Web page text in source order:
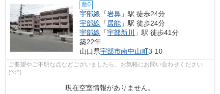
敷0
宇部線 「岩鼻 」駅 徒歩24分
宇部線 「 居能 」駅 徒歩24分
宇部線 「宇部新川
」駅 徒歩41分
築22年
山口県宇部市南中山町3-10
ご要望やご不明な点などございましたら、お気軽にお問い合わせください
(^o^)
現在空室情報がありません。